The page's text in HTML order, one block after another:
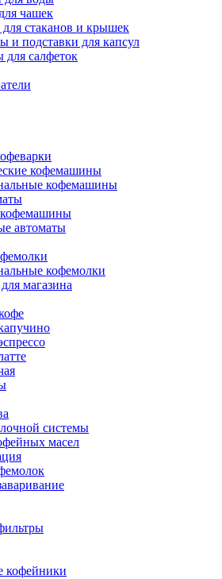
чашек
для стаканов и крышек
и подставки для капсул
для салфеток
кофемашины
кофемашины
автоматы
кофемолки
магазина
системы
масел
кофейники